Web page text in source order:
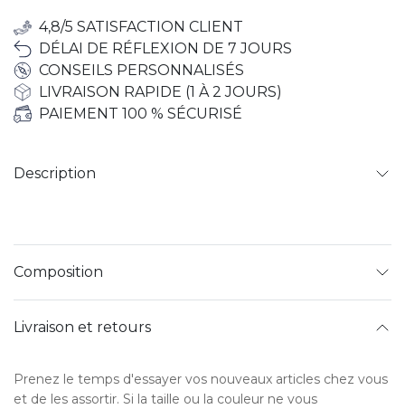
4,8/5 SATISFACTION CLIENT
DÉLAI DE RÉFLEXION DE 7 JOURS
CONSEILS PERSONNALISÉS
LIVRAISON RAPIDE (1 À 2 JOURS)
PAIEMENT 100 % SÉCURISÉ
Description
Composition
Livraison et retours
Prenez le temps d'essayer vos nouveaux articles chez vous
et de les assortir. Si la taille ou la couleur ne vous